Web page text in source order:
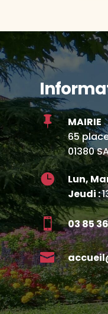

MAIRIE
65
01380
 Lun,
Jeudi :
 03 85
